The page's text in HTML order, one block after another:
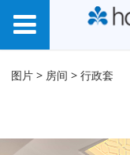
行政套
图片 > 房间 >行政套